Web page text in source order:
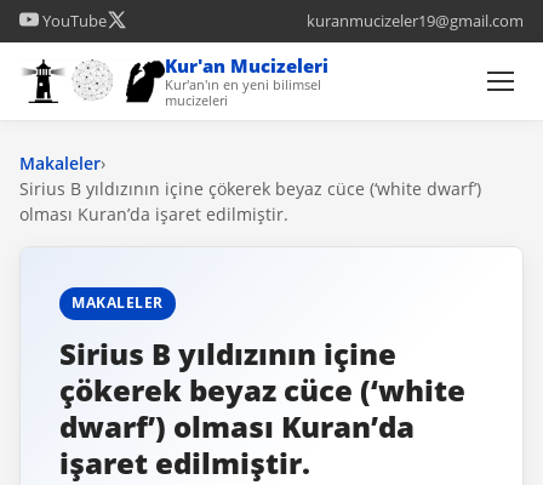
YouTube kuranmucizeler19@gmail.com
Kur'an Mucizeleri
Kur'an'ın en yeni bilimsel
mucizeleri
Makaleler›
Sirius B yıldızının içine çökerek beyaz cüce (‘white dwarf’)
olması Kuran’da işaret edilmiştir.
MAKALELER
Sirius B yıldızının içine
çökerek beyaz cüce (‘white
dwarf’) olması Kuran’da
işaret edilmiştir.